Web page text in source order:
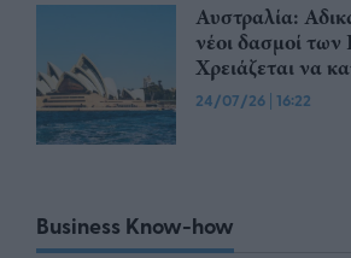
Αυστραλία:
νέοι δασμοί
Χρειάζεται να
24/07/26 | 16:22
Business Know-how